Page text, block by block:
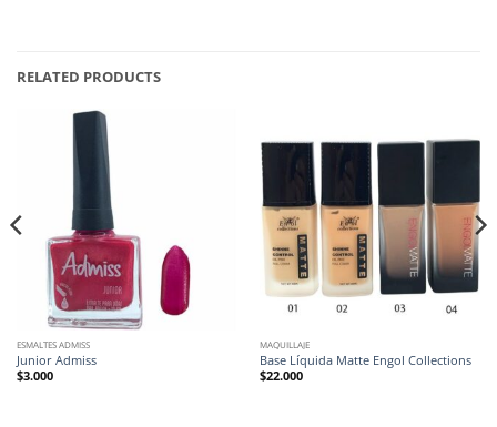
RELATED PRODUCTS
ESMALTES ADMISS
Junior Admiss
$3.000
MAQUILLAJE
Base Líquida Matte Engol Collections
$22.000